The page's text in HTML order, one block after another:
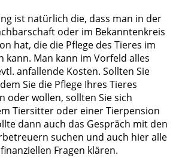
ist natürlich die, dass man in der
oder im Bekanntenkreis
hat, die die Pflege des Tieres im
kann. Man kann im Vorfeld alles
anfallende Kosten. Sollten Sie
Sie die Pflege Ihres Tieres
oder wollen, sollten Sie sich
Tiersitter oder einer Tierpension
dann auch das Gespräch mit den
suchen und auch hier alle
Fragen klären.